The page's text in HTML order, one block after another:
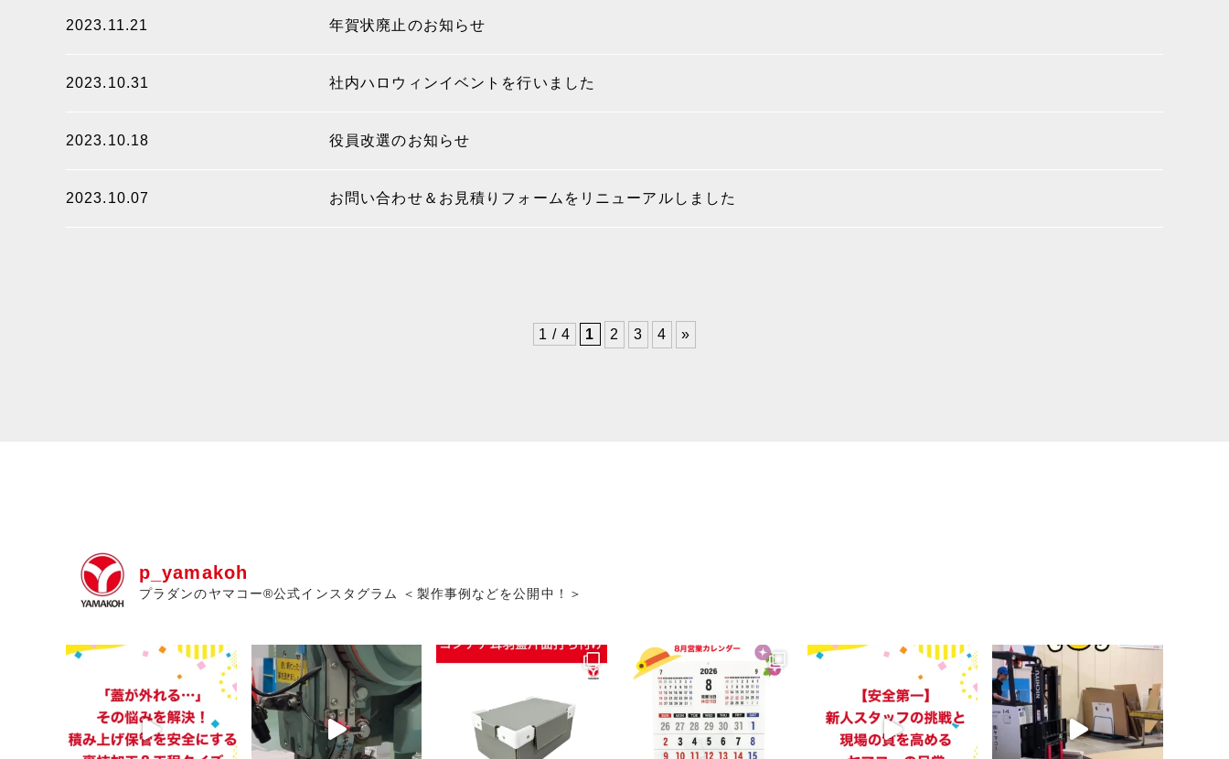
2023.11.21 年賀状廃止のお知らせ
2023.10.31 社内ハロウィンイベントを行いました
2023.10.18 役員改選のお知らせ
2023.10.07 お問い合わせ＆お見積りフォームをリニューアルしました
1 / 4 1 2 3 4 »
p_yamakoh
プラダンのヤマコー®公式インスタグラム ＜製作事例などを公開中！＞